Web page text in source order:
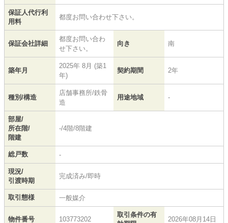
保証人代行利
用料
都度お問い合わせ下さい。
保証会社詳細
都度お問い合わ
せ下さい。
向き 南
築年月
2025年 8月 (築1
年)
契約期間 2年
種別/構造
店舗事務所/鉄骨
造
用途地域 -
部屋/
所在階/
階建
-/4階/8階建
総戸数 -
現況/
引渡時期
完成済み/即時
取引態様 一般媒介
物件番号 103773202
取引条件の有
2026年08月14日